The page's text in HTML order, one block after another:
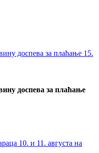
доспева за плаћање